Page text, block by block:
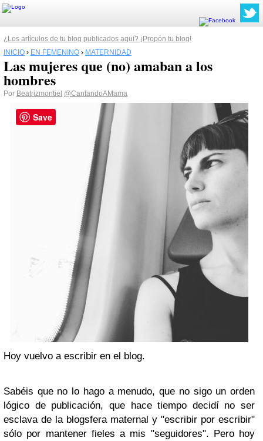
¿Los artículos de tu blog publicados aquí? ¡Propón tu blog!
INICIO › EN FEMENINO › MATERNIDAD
Las mujeres que (no) amaban a los
hombres
Por Beatrizmontiel @CantandoAMama
Hoy vuelvo a escribir en el blog.
Sabéis que no lo hago a menudo, que no sigo un orden
lógico de publicación, que hace tiempo decidí no ser
esclava de la blogsfera maternal y "escribir por escribir"
sólo por mantener fieles a mis "seguidores". Pero hoy
Save